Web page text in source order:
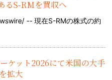
るS-RMを買収へ
-- 現在S-RMの株式の約
ケット2026にて米国の大手
拡大